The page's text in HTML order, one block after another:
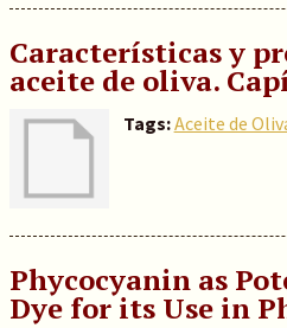
Características y
aceite de oliva.
Tags:Aceite de
Phycocyanin as
Dye for its Use in